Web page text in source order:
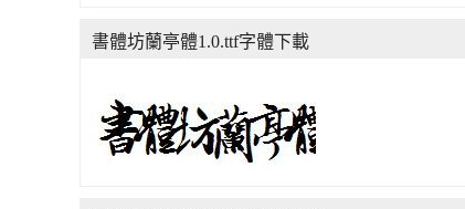
書體坊蘭亭體1.0.ttf字體下載